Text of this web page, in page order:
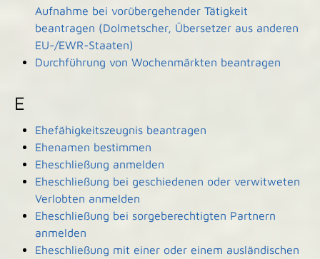
Aufnahme bei vorübergehender Tätigkeit
beantragen (Dolmetscher, Übersetzer aus anderen
EU-/EWR-Staaten)
Durchführung von Wochenmärkten beantragen
E
Ehefähigkeitszeugnis beantragen
Ehenamen bestimmen
Eheschließung anmelden
Eheschließung bei geschiedenen oder verwitweten
Verlobten anmelden
Eheschließung bei sorgeberechtigten Partnern
anmelden
Eheschließung mit einer oder einem ausländischen